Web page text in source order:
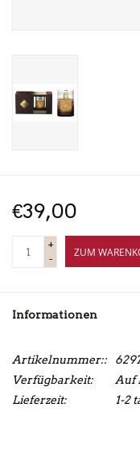
€39,00
+
-
ZUM
Informationen
Artikelnummer::
Verfügbarkeit:
Auf
Lieferzeit:
1-2